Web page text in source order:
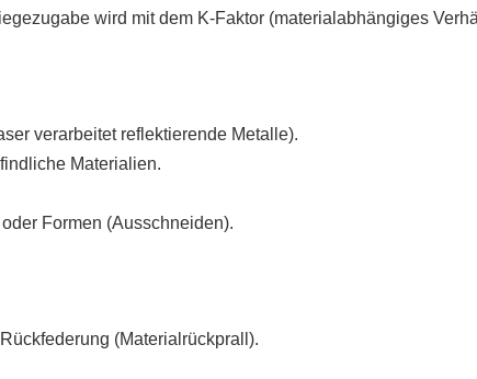
wird mit dem K-Faktor (materialabhängiges
verarbeitet reflektierende Metalle).
Materialien.
Formen (Ausschneiden).
(Materialrückprall).